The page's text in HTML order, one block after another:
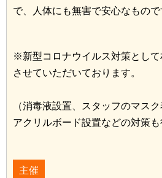
で、人体にも無害で安心なもので
※新型コロナウイルス対策として
させていただいております。
（消毒液設置、スタッフのマス
アクリルボード設置などの対策も
主催